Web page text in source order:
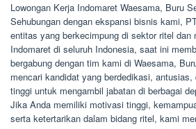
Lowongan Kerja Indomaret Waesama, Buru
Sehubungan dengan ekspansi bisnis kami,
entitas yang berkecimpung di sektor ritel dan
Indomaret di seluruh Indonesia, saat ini
bergabung dengan tim kami di Waesama,
mencari kandidat yang berdedikasi,
tinggi untuk mengambil jabatan di berbagai
Jika Anda memiliki motivasi tinggi,
serta ketertarikan dalam bidang ritel, kami